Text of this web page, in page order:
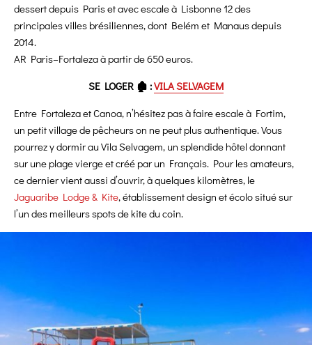
dessert depuis Paris et avec escale à Lisbonne 12 des
principales villes brésiliennes, dont Belém et Manaus depuis
2014.
AR Paris–Fortaleza à partir de 650 euros.
SE LOGER 🏚 :VILA SELVAGEM
Entre Fortaleza et Canoa, n’hésitez pas à faire escale à Fortim,
un petit village de pêcheurs on ne peut plus authentique. Vous
pourrez y dormir au Vila Selvagem, un splendide hôtel donnant
sur une plage vierge et créé par un Français. Pour les amateurs,
ce dernier vient aussi d’ouvrir, à quelques kilomètres, le
Jaguaribe Lodge & Kite, établissement design et écolo situé sur
l’un des meilleurs spots de kite du coin.